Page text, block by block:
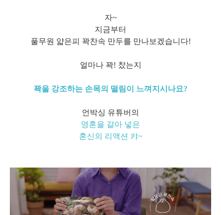
자~
지금부터
풀무원 얇은피 꽉찬속 만두를 만나보겠습니다!
얼마나 꽉! 찼는지
꽉을 강조하는 손목의 떨림이 느껴지시나요?
언박싱 유튜버의
영혼을 갈아 넣은
혼신의 리액션 캬~